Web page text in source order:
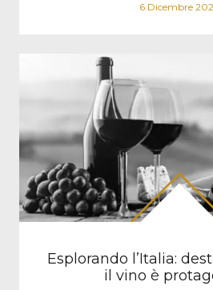
6 Dicembre
Esplorando l’Italia:
il vino è